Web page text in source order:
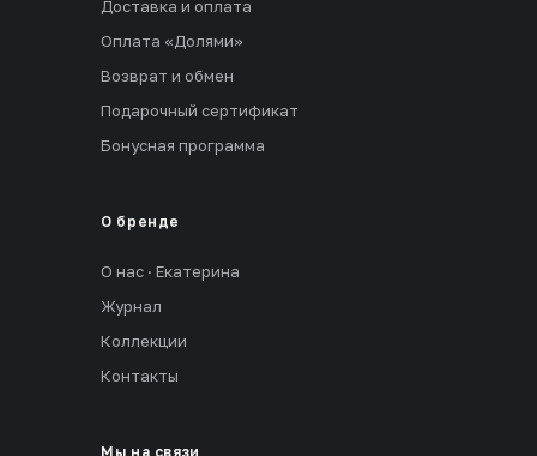
Доставка и оплата
Оплата «Долями»
Возврат и обмен
Подарочный сертификат
Бонусная программа
О бренде
О нас · Екатерина
Журнал
Коллекции
Контакты
Мы на связи